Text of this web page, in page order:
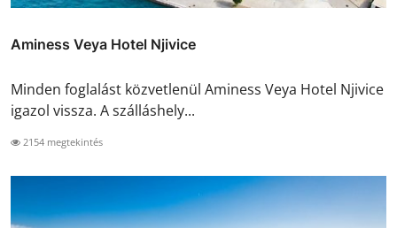
Aminess Veya Hotel Njivice
Minden foglalást közvetlenül Aminess Veya Hotel Njivice
igazol vissza. A szálláshely...
2154 megtekintés